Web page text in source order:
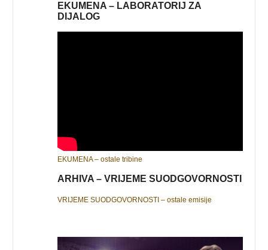
EKUMENA – LABORATORIJ ZA
DIJALOG
EKUMENA – ostale tribine
ARHIVA – VRIJEME SUODGOVORNOSTI
VRIJEME SUODGOVORNOSTI – ostale emisije